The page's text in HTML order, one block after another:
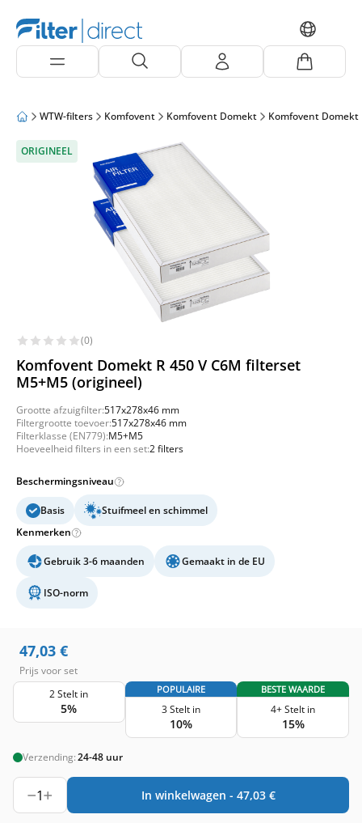
WTW-filters Komfovent Komfovent Domekt Komfovent Domekt
ORIGINEEL
(0)
Komfovent Domekt R 450 V C6M filterset
M5+M5 (origineel)
Grootte afzuigfilter:517x278x46 mm
Filtergrootte toevoer:517x278x46 mm
Filterklasse (EN779):M5+M5
Hoeveelheid filters in een set:2 filters
Beschermingsniveau
Basis
Stuifmeel en schimmel
Kenmerken
Gebruik 3-6 maanden Gemaakt in de EU
ISO-norm
47,03 €
Prijs voor set
2 Stelt in
5%
POPULAIRE
3 Stelt in
10%
BESTE WAARDE
4+ Stelt in
15%
Verzending:24-48 uur
1 In winkelwagen - 47,03 €